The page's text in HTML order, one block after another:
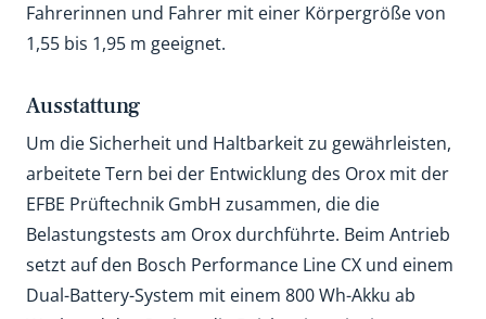
Fahrerinnen und Fahrer mit einer Körpergröße von
1,55 bis 1,95 m geeignet.
Ausstattung
Um die Sicherheit und Haltbarkeit zu gewährleisten,
arbeitete Tern bei der Entwicklung des Orox mit der
EFBE Prüftechnik GmbH zusammen, die die
Belastungstests am Orox durchführte. Beim Antrieb
setzt auf den Bosch Performance Line CX und einem
Dual-Battery-System mit einem 800 Wh-Akku ab